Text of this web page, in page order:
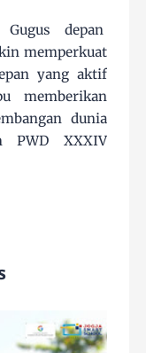
depan
memperkuat
yang aktif
memberikan
dunia
PWD XXXIV